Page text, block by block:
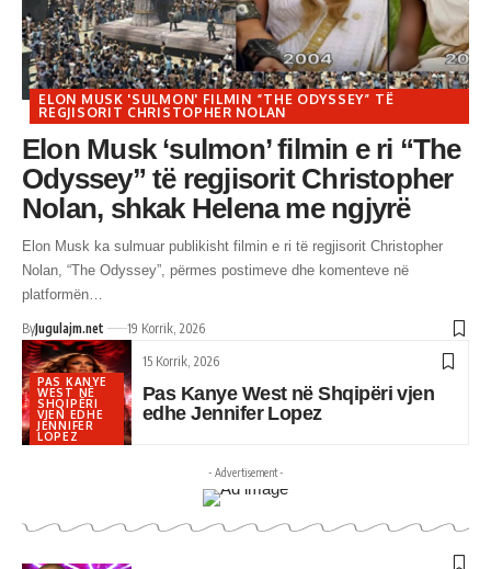
ELON MUSK 'SULMON' FILMIN “THE ODYSSEY” TË
REGJISORIT CHRISTOPHER NOLAN
Elon Musk ‘sulmon’ filmin e ri “The
Odyssey” të regjisorit Christopher
Nolan, shkak Helena me ngjyrë
Elon Musk ka sulmuar publikisht filmin e ri të regjisorit Christopher
Nolan, “The Odyssey”, përmes postimeve dhe komenteve në
platformën…
ByJugulajm.net
19 Korrik, 2026
15 Korrik, 2026
Pas Kanye West në Shqipëri vjen
edhe Jennifer Lopez
PAS KANYE
WEST NË
SHQIPËRI
VJEN EDHE
JENNIFER
LOPEZ
- Advertisement -